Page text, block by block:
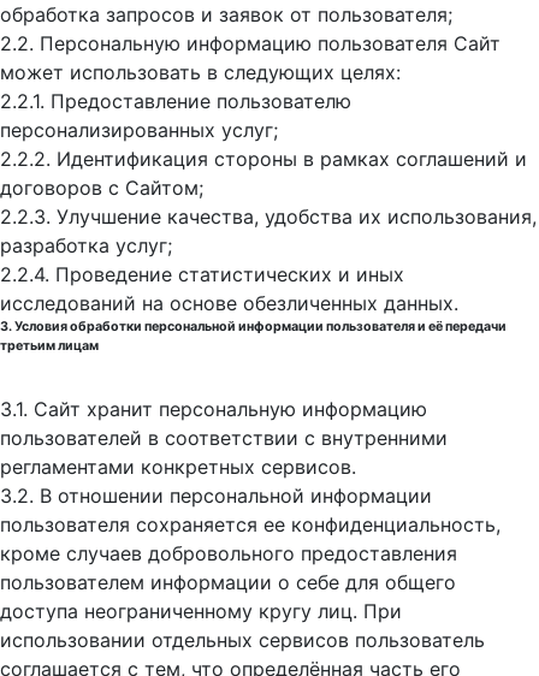
обработка запросов и заявок от пользователя;
2.2. Персональную информацию пользователя Сайт
может использовать в следующих целях:
2.2.1. Предоставление пользователю
персонализированных услуг;
2.2.2. Идентификация стороны в рамках соглашений и
договоров с Сайтом;
2.2.3. Улучшение качества, удобства их использования,
разработка услуг;
2.2.4. Проведение статистических и иных
исследований на основе обезличенных данных.
3. Условия обработки персональной информации пользователя и её передачи
третьим лицам
3.1. Сайт хранит персональную информацию
пользователей в соответствии с внутренними
регламентами конкретных сервисов.
3.2. В отношении персональной информации
пользователя сохраняется ее конфиденциальность,
кроме случаев добровольного предоставления
пользователем информации о себе для общего
доступа неограниченному кругу лиц. При
использовании отдельных сервисов пользователь
соглашается с тем, что определённая часть его